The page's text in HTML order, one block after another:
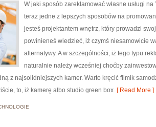
W jaki sposób zareklamować własne usługi
teraz jedne z lepszych sposobów na
jesteś projektantem wnętrz, który prowadzi
powinieneś wiedzieć, iż czymś niesamowicie
alternatywy. A w szczególności, iż tego typu
naturalnie należy wcześniej choćby
z najsolidniejszych kamer. Warto kręcić filmik
to, iż kamerę albo studio green box [ Read More ]